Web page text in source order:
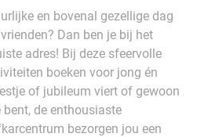
en bovenal gezellige dag
Dan ben je bij het
adres! Bij deze sfeervolle
boeken voor jong én
of jubileum viert of gewoon
de enthousiaste
bezorgen jou een